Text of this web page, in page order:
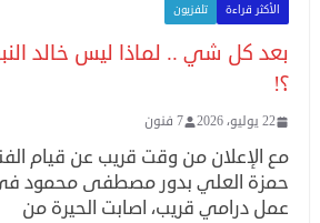
الأكثر قراءة تلفزيون
بعد كل شي .. لماذا ليس خالد
؟!
22 يوليو، 2026 7 فنون
مع الإعلان من وقت قريب عن قيام
حمزة العلي بدور مصطفى محمود
عمل درامي قريب، اصابت الحيرة من